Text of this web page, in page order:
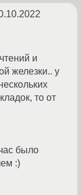
и
железки.. у
то от
было
:)